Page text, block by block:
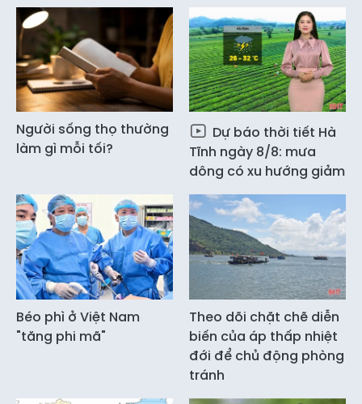
Người sống thọ thường
làm gì mỗi tối?
Dự báo thời tiết Hà
Tĩnh ngày 8/8: mưa
dông có xu hướng giảm
Béo phì ở Việt Nam
"tăng phi mã"
Theo dõi chặt chẽ diễn
biến của áp thấp nhiệt
đới để chủ động phòng
tránh